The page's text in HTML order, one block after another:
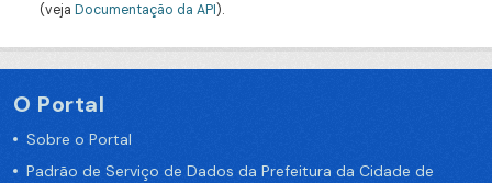
(veja Documentação da API).
O Portal
Sobre o Portal
Padrão de Serviço de Dados da Prefeitura da Cidade de